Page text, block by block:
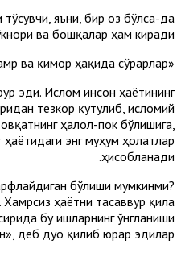
яъни, бир оз бўлса-да
ва бошқалар ҳам киради.
«Сендан хамр ва қимор ҳақида сўрарлар».
эди. Ислом инсон ҳаётининг
тезкор қутулиб, исломий
ҳалол-пок бўлишига,
энг муҳум ҳолатлар
ҳисобланади.
бўлиши мумкинми?
ҳаётни тасаввур қила
бу ишларнинг ўнгланиши
деб дуо қилиб юрар эдилар.